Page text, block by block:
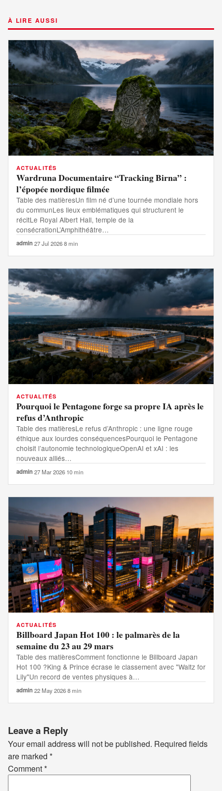
À LIRE AUSSI
ACTUALITÉS
Wardruna Documentaire “Tracking Birna” :
l’épopée nordique filmée
Table des matièresUn film né d’une tournée mondiale hors
du communLes lieux emblématiques qui structurent le
récitLe Royal Albert Hall, temple de la
consécrationL’Amphithéâtre…
admin·27 Jul 2026·8 min
ACTUALITÉS
Pourquoi le Pentagone forge sa propre IA après le
refus d’Anthropic
Table des matièresLe refus d’Anthropic : une ligne rouge
éthique aux lourdes conséquencesPourquoi le Pentagone
choisit l’autonomie technologiqueOpenAI et xAI : les
nouveaux alliés…
admin·27 Mar 2026·10 min
ACTUALITÉS
Billboard Japan Hot 100 : le palmarès de la
semaine du 23 au 29 mars
Table des matièresComment fonctionne le Billboard Japan
Hot 100 ?King & Prince écrase le classement avec "Waltz for
Lily"Un record de ventes physiques à…
admin·22 May 2026·8 min
Leave a Reply
Your email address will not be published. Required fields
are marked *
Comment*